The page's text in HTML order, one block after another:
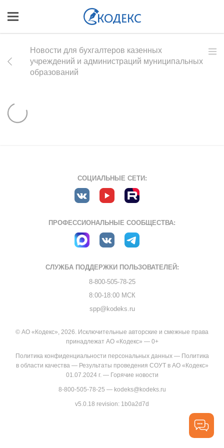
Новости для бухгалтеров казенных
учреждений и администраций муниципальных
образований
СОЦИАЛЬНЫЕ СЕТИ:
ПРОФЕССИОНАЛЬНЫЕ СООБЩЕСТВА:
СЛУЖБА ПОДДЕРЖКИ ПОЛЬЗОВАТЕЛЕЙ:
8-800-505-78-25
8:00-18:00 МСК
spp@kodeks.ru
© АО «Кодекс», 2026. Исключительные авторские и смежные права
принадлежат АО «Кодекс» — 0+
Политика конфиденциальности персональных данных— Политика
в области качества— Результаты проведения СОУТ в АО «Кодекс»
01.07.2024 г.— Горячие новости
8-800-505-78-25 — kodeks@kodeks.ru
v5.0.18 revision: 1b0a2d7d